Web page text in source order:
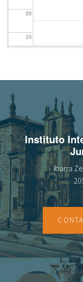
09
10
16
18
19
20
Instituto
Ibarra